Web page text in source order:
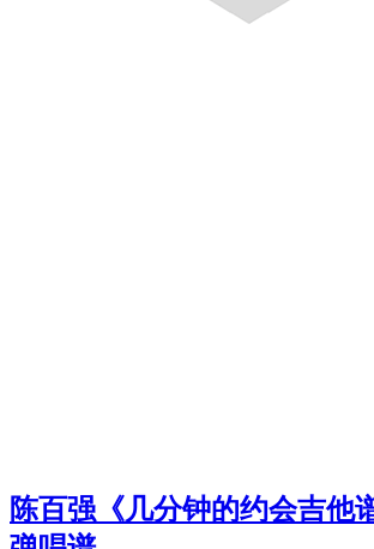
陈百强《几分钟的约会吉他